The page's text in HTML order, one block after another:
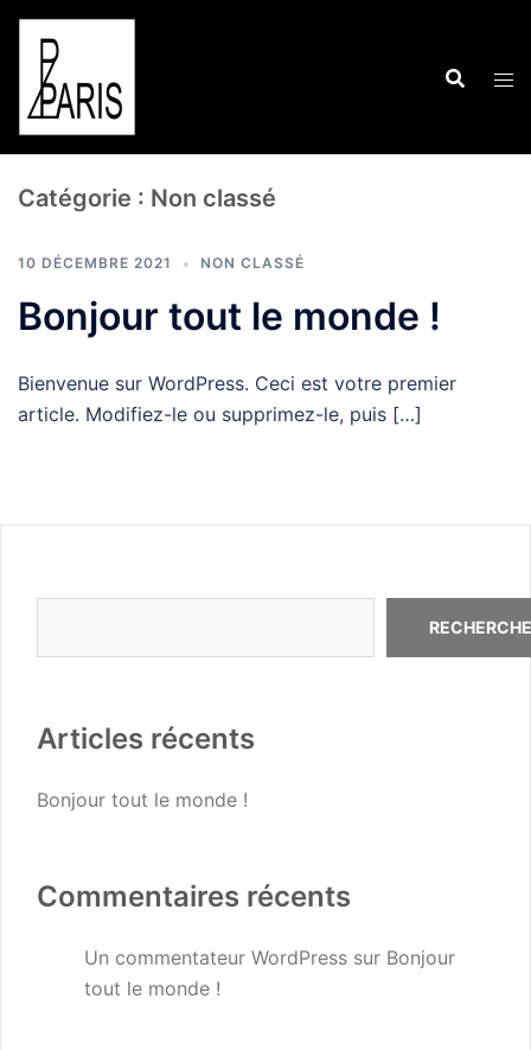
Aller
contenu
Catégorie : Non classé
10 DÉCEMBRE 2021 NON CLASSÉ
Bonjour tout le monde !
Bienvenue sur WordPress. Ceci est votre premier
article. Modifiez-le ou supprimez-le, puis […]
Articles récents
Bonjour tout le monde !
Commentaires récents
Un commentateur WordPress sur Bonjour
tout le monde !